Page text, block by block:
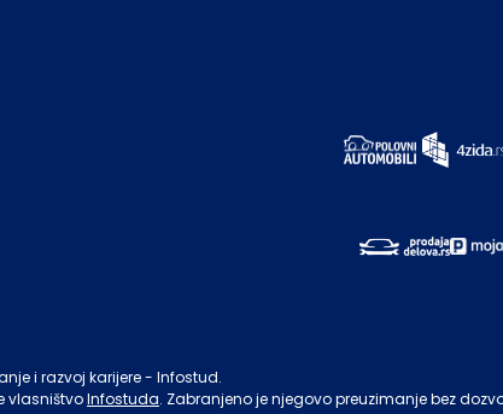
i razvoj karijere - Infostud.
vlasništvoInfostuda. Zabranjeno je njegovo preuzimanje bez